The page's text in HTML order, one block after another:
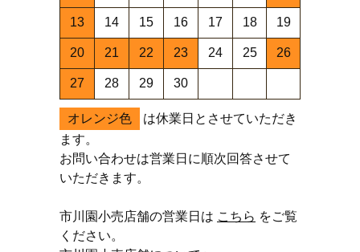
13 14 15 16 17 18 19
20 21 22 23 24 25 26
27 28 29 30
オレンジ色
は休業日とさせていただき
ます。
お問い合わせは営業日に順次回答させて
いただきます。
市川園小売店舗の営業日は こちら をご覧
ください。